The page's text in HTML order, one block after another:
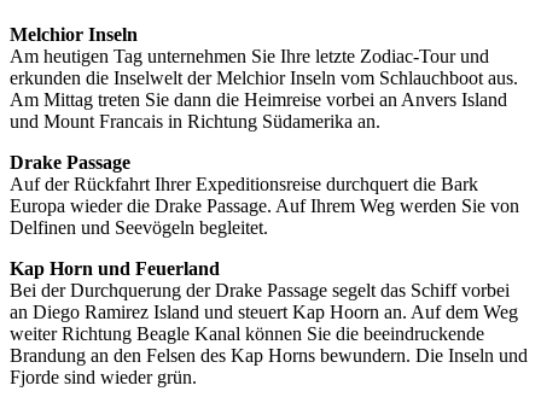
Melchior Inseln
Am heutigen Tag unternehmen Sie Ihre letzte Zodiac-Tour und
erkunden die Inselwelt der Melchior Inseln vom Schlauchboot aus.
Am Mittag treten Sie dann die Heimreise vorbei an Anvers Island
und Mount Francais in Richtung Südamerika an.
Drake Passage
Auf der Rückfahrt Ihrer Expeditionsreise durchquert die Bark
Europa wieder die Drake Passage. Auf Ihrem Weg werden Sie von
Delfinen und Seevögeln begleitet.
Kap Horn und Feuerland
Bei der Durchquerung der Drake Passage segelt das Schiff vorbei
an Diego Ramirez Island und steuert Kap Hoorn an. Auf dem Weg
weiter Richtung Beagle Kanal können Sie die beeindruckende
Brandung an den Felsen des Kap Horns bewundern. Die Inseln und
Fjorde sind wieder grün.